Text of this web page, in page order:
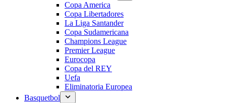
Copa America
Copa Libertadores
La Liga Santander
Copa Sudamericana
Champions League
Premier League
Eurocopa
Copa del REY
Uefa
Eliminatoria Europea
Basquetbol